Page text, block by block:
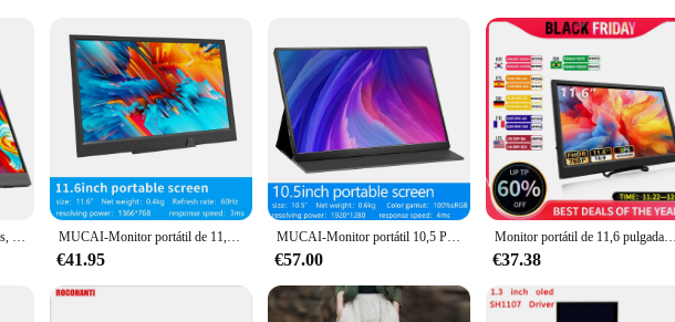
LCD is a pinnacle of performance and reliability. This solid-state drive is engineered with a
applications. Whether you're working with large files, gaming, or running resource-intensive
pleasing but also allows for easy installation in a variety of systems, making it a versatile choice
estado sólido PCIe® NVMe™ Value M 2 Monitores LCD is tailored to meet the diverse storage
this SSD is a perfect fit. Its compatibility with a wide range of motherboards and systems makes
Monitor portátil de 14 pulgadas, 1920x1080, 400cd/m², 60HZ, 16: 9, para ordenador portátil, XBox, PS4/5, Switch, teléfono móvil, extensión de ordenador de oficina MUCAI-Monitor portátil de 11,6 pulgadas, pantalla de juego 16:9, 60Hz, 45% NTSC, 250Cd/m ², ordenador portátil Mac Xbox PS4/5, interruptor de pantalla, interfaz tipo c
€41.95
MUCAI-Monitor portátil 10,5 P de 1280 pulgadas, pantalla de juego 16:10 IPS 60Hz, 100% sRGB, 420Cd/m ², PS4 Xbox para ordenador portátil Mac/5
€57.00
Monitor portátil de 11,6 pulgadas Compatible con HDMI, pantalla extendida para juegos de segunda pantalla, para Switch/PS4/Xbox/Raspberry Pi
€37.38